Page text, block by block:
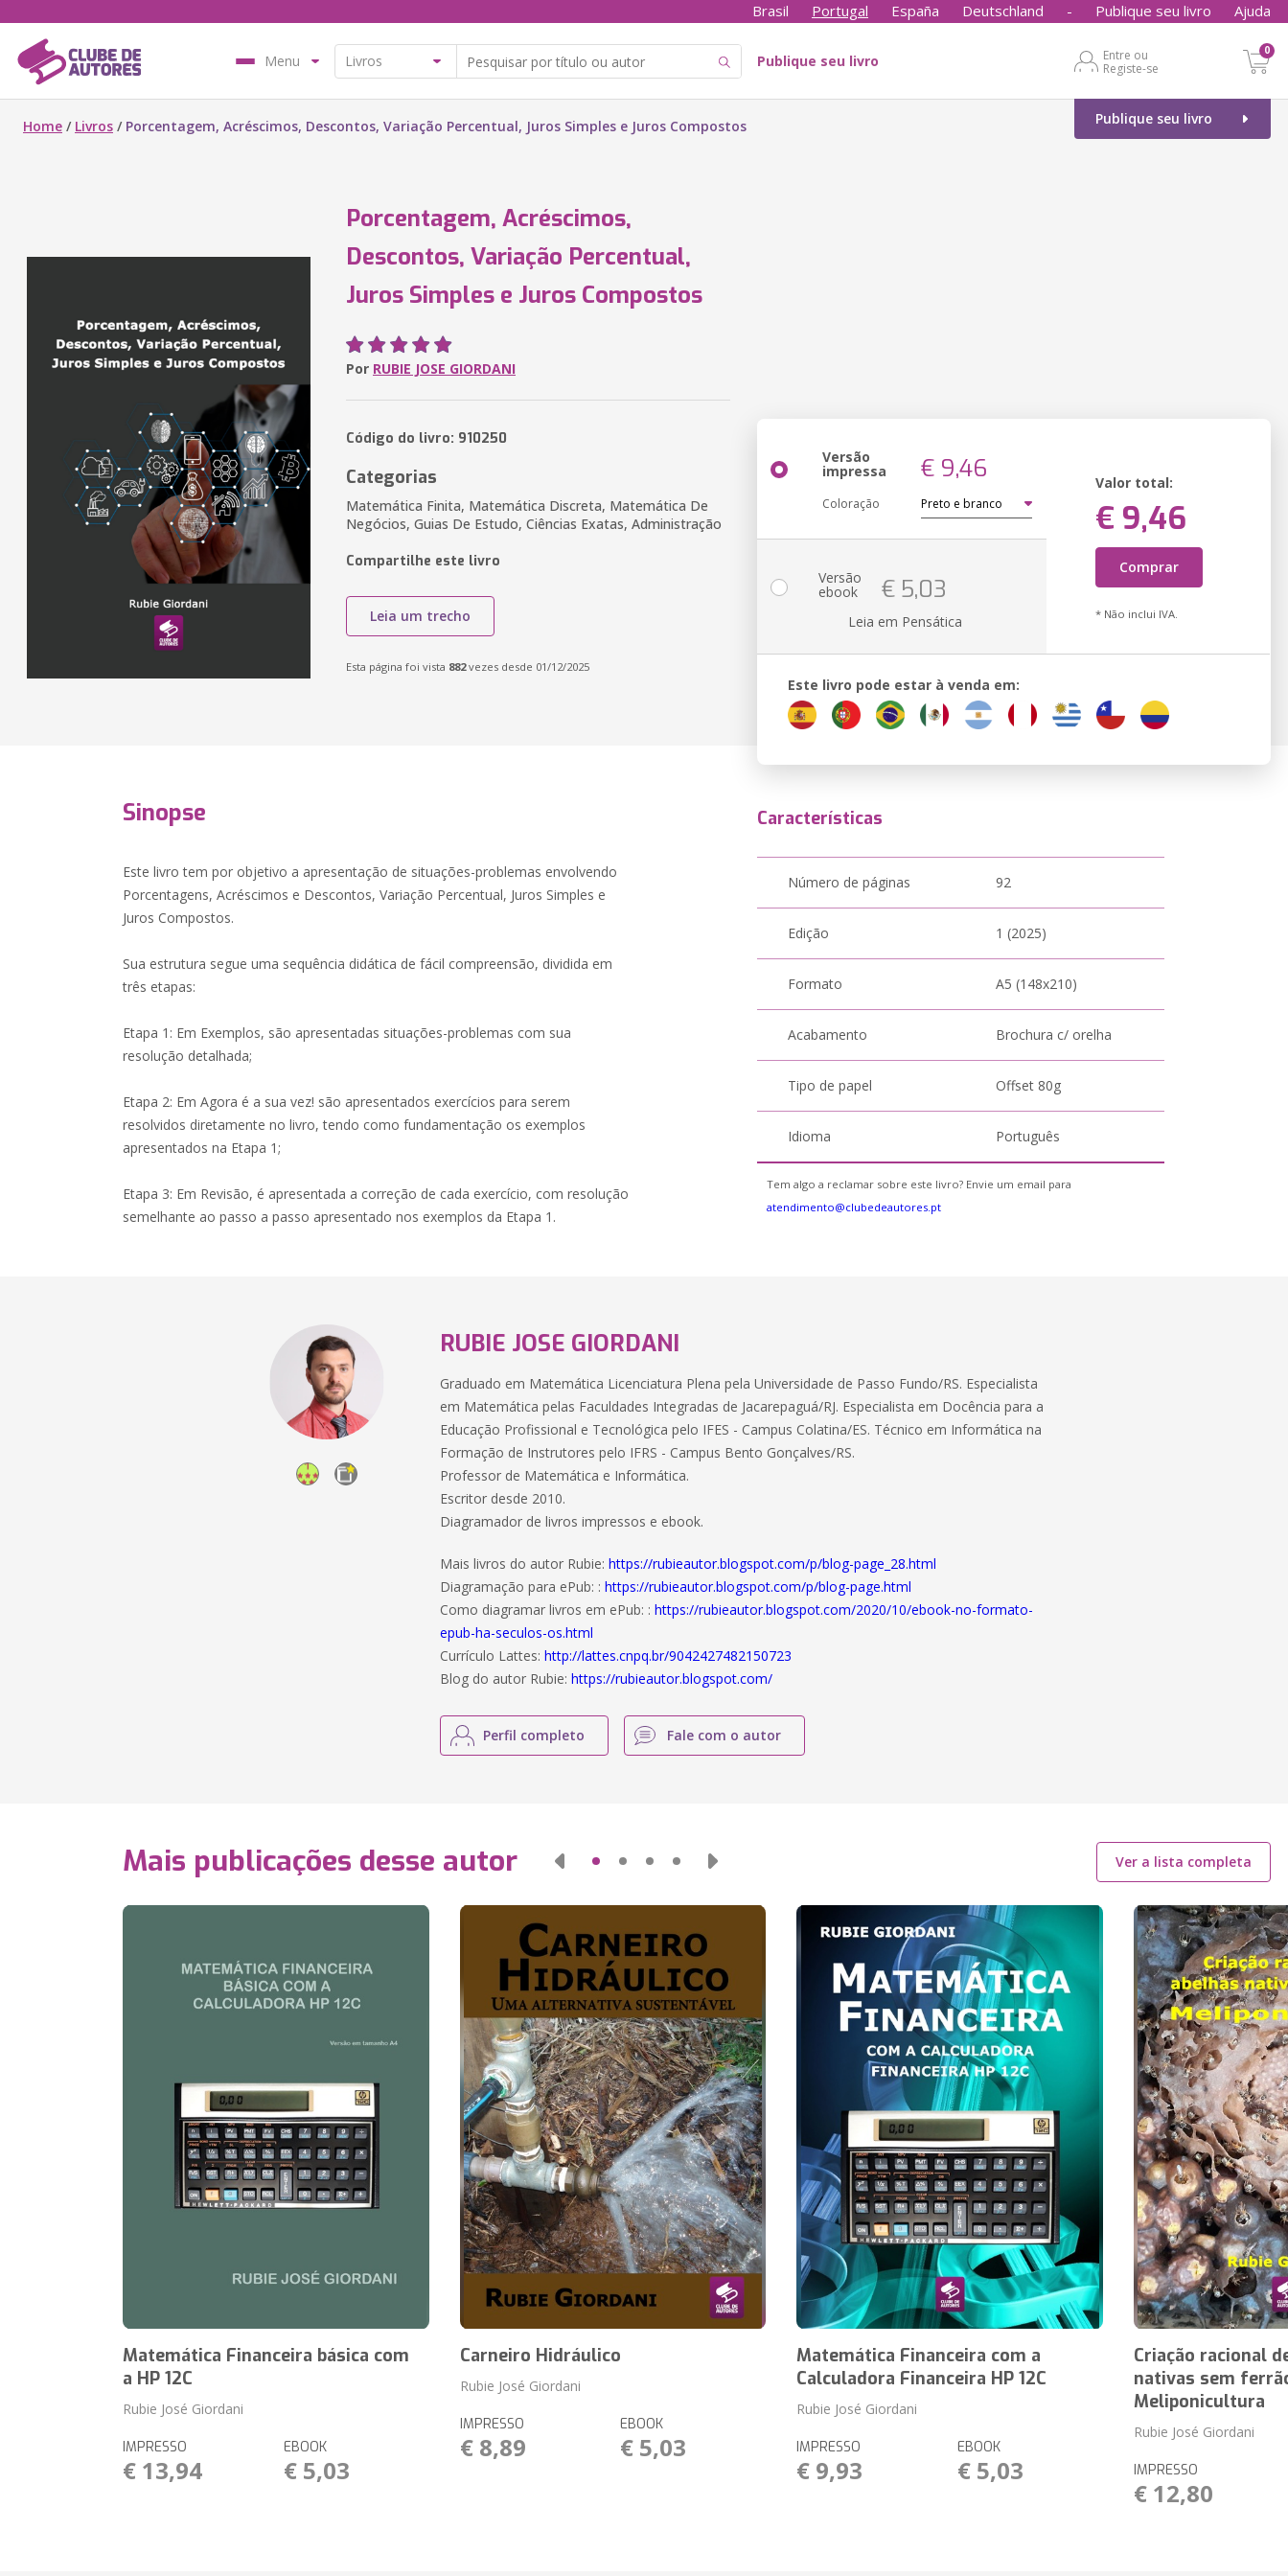
Brasil Portugal España Deutschland - Publique seu livro Ajuda
Menu Publique seu livro
Entre ou
Registe-se
0
Publique seu livro
Home / Livros / Porcentagem, Acréscimos, Descontos, Variação Percentual, Juros Simples e Juros Compostos
Porcentagem, Acréscimos,
Descontos, Variação Percentual,
Juros Simples e Juros Compostos
Por RUBIE JOSE GIORDANI
Código do livro: 910250
Categorias
Matemática Finita, Matemática Discreta, Matemática De
Negócios, Guias De Estudo, Ciências Exatas, Administração
Compartilhe este livro
Leia um trecho
Esta página foi vista 882vezes desde 01/12/2025
Versão
impressa € 9,46
Coloração
Valor total:
€ 9,46
Comprar
* Não inclui IVA.
Versão
ebook € 5,03
Leia em Pensática
Este livro pode estar à venda em:
Sinopse
Este livro tem por objetivo a apresentação de situações-problemas envolvendo
Porcentagens, Acréscimos e Descontos, Variação Percentual, Juros Simples e
Juros Compostos.
Sua estrutura segue uma sequência didática de fácil compreensão, dividida em
três etapas:
Etapa 1: Em Exemplos, são apresentadas situações-problemas com sua
resolução detalhada;
Etapa 2: Em Agora é a sua vez! são apresentados exercícios para serem
resolvidos diretamente no livro, tendo como fundamentação os exemplos
apresentados na Etapa 1;
Etapa 3: Em Revisão, é apresentada a correção de cada exercício, com resolução
semelhante ao passo a passo apresentado nos exemplos da Etapa 1.
Características
Número de páginas 92
Edição 1 (2025)
Formato A5 (148x210)
Acabamento Brochura c/ orelha
Tipo de papel Offset 80g
Idioma Português
Tem algo a reclamar sobre este livro? Envie um email para
atendimento@clubedeautores.pt
RUBIE JOSE GIORDANI
Graduado em Matemática Licenciatura Plena pela Universidade de Passo Fundo/RS. Especialista
em Matemática pelas Faculdades Integradas de Jacarepaguá/RJ. Especialista em Docência para a
Educação Profissional e Tecnológica pelo IFES - Campus Colatina/ES. Técnico em Informática na
Formação de Instrutores pelo IFRS - Campus Bento Gonçalves/RS.
Professor de Matemática e Informática.
Escritor desde 2010.
Diagramador de livros impressos e ebook.
Mais livros do autor Rubie:https://rubieautor.blogspot.com/p/blog-page_28.html
Diagramação para ePub: :https://rubieautor.blogspot.com/p/blog-page.html
Como diagramar livros em ePub: :https://rubieautor.blogspot.com/2020/10/ebook-no-formato-
epub-ha-seculos-os.html
Currículo Lattes:http://lattes.cnpq.br/9042427482150723
Blog do autor Rubie:https://rubieautor.blogspot.com/
Perfil completo Fale com o autor
Mais publicações desse autor Ver a lista completa
Matemática Financeira básica com
a HP 12C
Rubie José Giordani
IMPRESSO
€ 13,94
EBOOK
€ 5,03
Carneiro Hidráulico
Rubie José Giordani
IMPRESSO
€ 8,89
EBOOK
€ 5,03
Matemática Financeira com a
Calculadora Financeira HP 12C
Rubie José Giordani
IMPRESSO
€ 9,93
EBOOK
€ 5,03
Criação racional
nativas sem
Meliponicultura
Rubie José Giordani
IMPRESSO
€ 12,80